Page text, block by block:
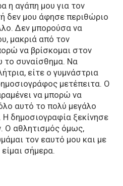
η αγάπη μου για τον
δεν μου άφησε περιθώριο
Δεν μπορούσα να
μακριά από τον
να βρίσκομαι στον
το συναίσθημα. Να
είτε ο γυμνάστρια
μετέπειτα. Ο
να μπορώ να
αυτό το πολύ μεγάλο
δημοσιογραφία ξεκίνησε
Ο αθλητισμός όμως,
τον εαυτό μου και με
σήμερα.